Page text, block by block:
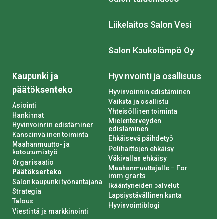
Liikelaitos Salon Vesi
Salon Kaukolämpö Oy
Kaupunki ja
päätöksenteko
Asiointi
Hankinnat
Hyvinvoinnin edistäminen
Kansainvälinen toiminta
Maahanmuutto- ja
kotoutumistyö
Organisaatio
Päätöksenteko
Salon kaupunki työnantajana
Strategia
Talous
Viestintä ja markkinointi
Hyvinvointi ja osallisuus
Hyvinvoinnin edistäminen
Vaikuta ja osallistu
Yhteisöllinen toiminta
Mielenterveyden
edistäminen
Ehkäisevä päihdetyö
Pelihaittojen ehkäisy
Väkivallan ehkäisy
Maahanmuuttajalle – For
immigrants
Ikääntyneiden palvelut
Lapsiystävällinen kunta
Hyvinvointiblogi